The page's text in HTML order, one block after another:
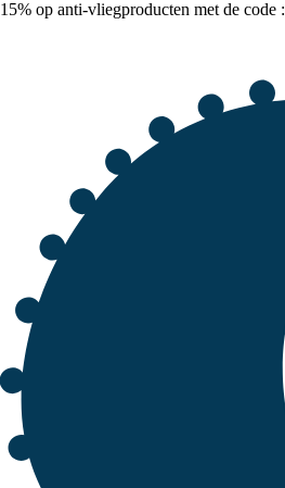
15% op anti-vliegproducten met de code :